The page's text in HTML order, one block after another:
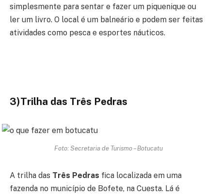
simplesmente para sentar e fazer um piquenique ou
ler um livro. O local é um balneário e podem ser feitas
atividades como pesca e esportes náuticos.
3)Trilha das Três Pedras
Foto: Secretaria de Turismo – Botucatu
A trilha das Três Pedras fica localizada em uma
fazenda no município de Bofete, na Cuesta. Lá é